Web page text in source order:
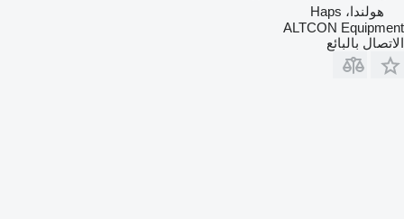
هولندا، Haps
ALTCON Equipment
الاتصال بالبائع